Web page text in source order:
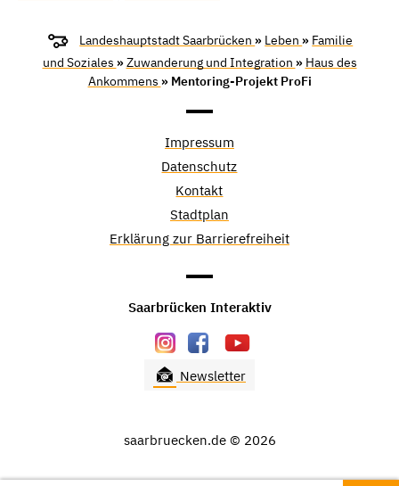
Landeshauptstadt Saarbrücken » Leben » Familie
und Soziales »Zuwanderung und Integration » Haus des
Ankommens » Mentoring-Projekt ProFi
Impressum
Datenschutz
Kontakt
Stadtplan
Erklärung zur Barrierefreiheit
Saarbrücken Interaktiv
Newsletter
saarbruecken.de © 2026